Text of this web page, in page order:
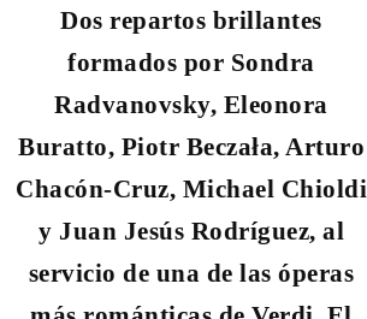
Dos repartos brillantes
formados por Sondra
Radvanovsky, Eleonora
Buratto, Piotr Beczała, Arturo
Chacón-Cruz, Michael Chioldi
y Juan Jesús Rodríguez, al
servicio de una de las óperas